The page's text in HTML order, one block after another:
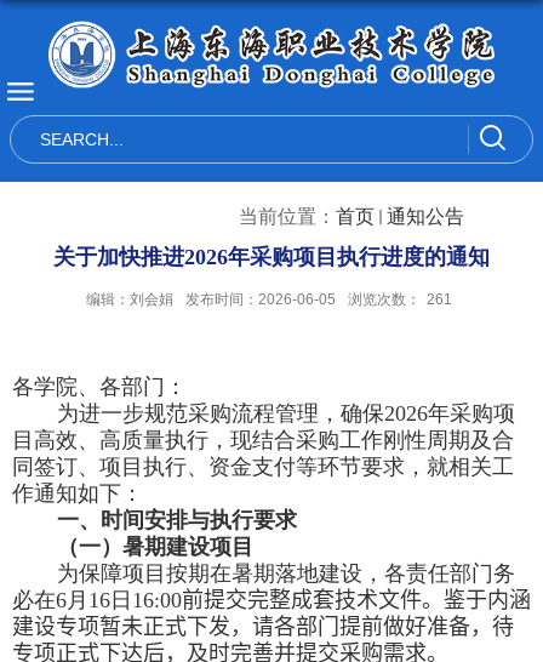
当前位置： 首页 通知公告
关于加快推进2026年采购项目执行进度的通知
编辑：刘会娟 发布时间：2026-06-05 浏览次数： 261
各学院、各部门：
为进一步规范采购流程管理，确保2026年采购项
目高效、高质量执行，现结合采购工作刚性周期及合
同签订、项目执行、资金支付等环节要求，就相关工
作通知如下：
一、时间安排与执行要求
（一）暑期建设项目
为保障项目按期在暑期落地建设，各责任部门务
必在6 月 16日 16:00前提交完整成套技术文件。鉴于内涵
建设专项暂未正式下发，请各部门提前做好准备，待
专项正式下达后，及时完善并提交采购需求。